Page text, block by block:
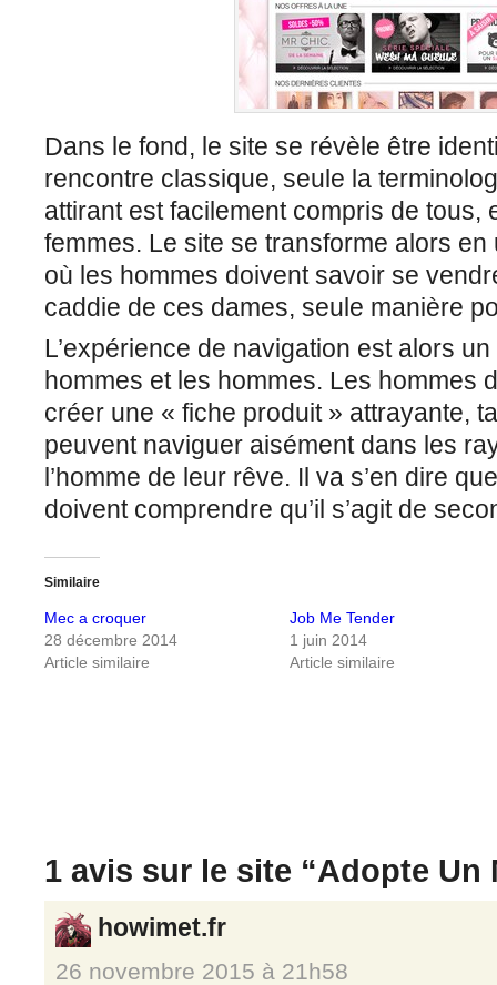
Dans le fond, le site se révèle être
rencontre classique, seule la
attirant est facilement compris de tous,
femmes. Le site se transforme alors
où les hommes doivent savoir se
caddie de ces dames, seule manière
L’expérience de navigation est alors
hommes et les hommes. Les hommes
créer une « fiche produit » attrayante,
peuvent naviguer aisément dans les
l’homme de leur rêve. Il va s’en dire
doivent comprendre qu’il s’agit de
Similaire
Mec a croquer
28 décembre 2014
Article similaire
Job Me Tender
1 juin 2014
Article similaire
1 avis sur le site “Adopte Un
howimet.fr
26 novembre 2015 à 21h58